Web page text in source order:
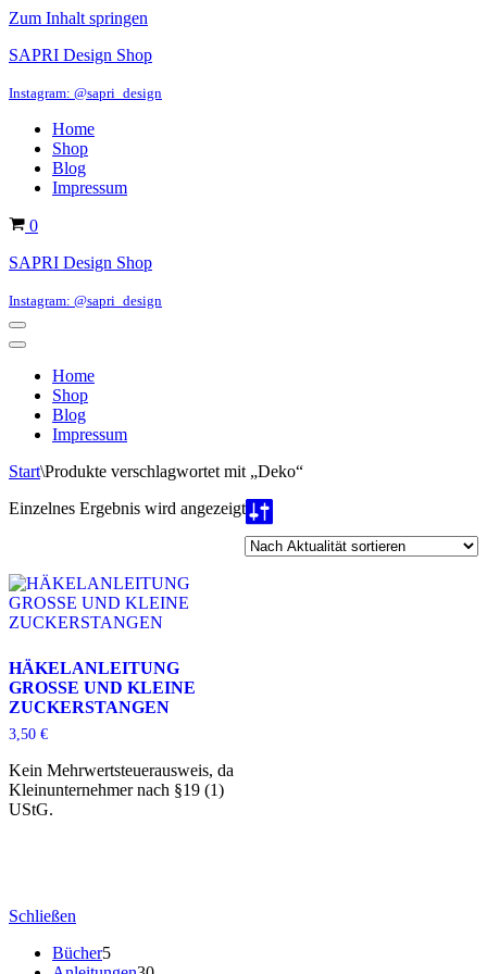
Zum Inhalt springen
SAPRI Design Shop
Instagram: @sapri_design
Home
Shop
Blog
Impressum
Warenkorb
0
SAPRI Design Shop
Instagram: @sapri_design
Navigations-
Menü
Navigations-
Home
Shop
Blog
Impressum
Start\Produkte verschlagwortet mit „Deko“
Einzelnes Ergebnis wird angezeigt
HÄKELANLEITUNG
GROSSE UND KLEINE
ZUCKERSTANGEN
3,50 €
Kein Mehrwertsteuerausweis, da
Kleinunternehmer nach §19 (1)
UStG.
Schließen
Bücher55